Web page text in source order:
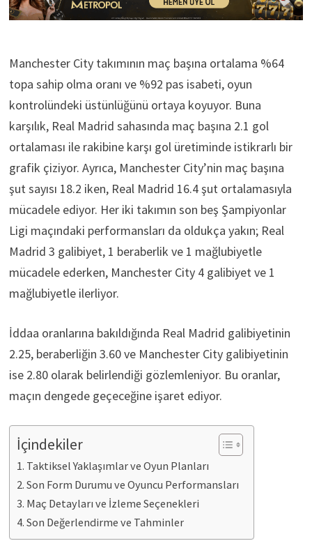
Manchester City takımının maç başına ortalama %64
topa sahip olma oranı ve %92 pas isabeti, oyun
kontrolündeki üstünlüğünü ortaya koyuyor. Buna
karşılık, Real Madrid sahasında maç başına 2.1 gol
ortalaması ile rakibine karşı gol üretiminde istikrarlı bir
grafik çiziyor. Ayrıca, Manchester City’nin maç başına
şut sayısı 18.2 iken, Real Madrid 16.4 şut ortalamasıyla
mücadele ediyor. Her iki takımın son beş Şampiyonlar
Ligi maçındaki performansları da oldukça yakın; Real
Madrid 3 galibiyet, 1 beraberlik ve 1 mağlubiyetle
mücadele ederken, Manchester City 4 galibiyet ve 1
mağlubiyetle ilerliyor.
İddaa oranlarına bakıldığında Real Madrid galibiyetinin
2.25, beraberliğin 3.60 ve Manchester City galibiyetinin
ise 2.80 olarak belirlendiği gözlemleniyor. Bu oranlar,
maçın dengede geçeceğine işaret ediyor.
İçindekiler
Taktiksel Yaklaşımlar ve Oyun Planları
Son Form Durumu ve Oyuncu Performansları
Maç Detayları ve İzleme Seçenekleri
Son Değerlendirme ve Tahminler